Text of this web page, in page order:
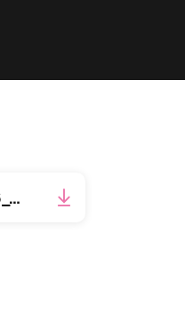
KunSwi-Ausbildungsbroschüre2026_WEB.pdf